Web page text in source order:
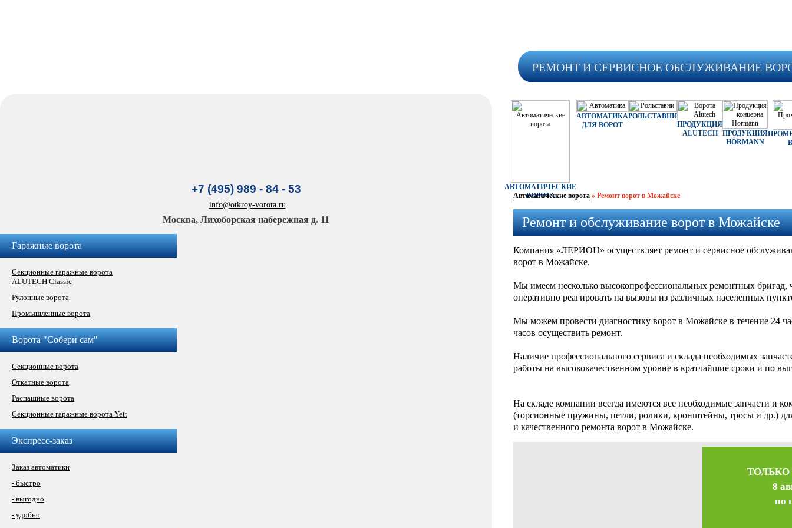
РЕМОНТ И СЕРВИСНОЕ ОБСЛУЖИВАНИЕ
+7 (495) 989 - 84 - 53
info@otkroy-vorota.ru
Москва, Лихоборская набережная д. 11
Гаражные ворота
Секционные гаражные ворота
ALUTECH Classic
Рулонные ворота
Промышленные ворота
Ворота "Собери сам"
Секционные ворота
Откатные ворота
Распашные ворота
Секционные гаражные ворота Yett
Экспресс-заказ
Заказ автоматики
- быстро
- выгодно
- удобно
АВТОМАТИЧЕСКИЕ
ВОРОТА
АВТОМАТИКА
ДЛЯ ВОРОТ
РОЛЬСТАВНИ
ПРОДУКЦИЯ
ALUTECH
ПРОДУКЦИЯ
HÖRMANN
Автоматические ворота » Ремонт ворот в Можайске
Ремонт и обслуживание ворот в Можайске
Компания «ЛЕРИОН» осуществляет ремонт и сервисное
ворот в Можайске.
Мы имеем несколько высокопрофессиональных ремонтных бригад,
оперативно реагировать на вызовы из различных населенных
Мы можем провести диагностику ворот в Можайске в течение 24
часов осуществить ремонт.
Наличие профессионального сервиса и склада необходимых
работы на высококачественном уровне в кратчайшие сроки и по
На складе компании всегда имеются все необходимые запчасти и
(торсионные пружины, петли, ролики, кронштейны, тросы и др.)
и качественного ремонта ворот в Можайске.
ТОЛЬКО
8
по